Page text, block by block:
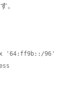
。
'64:ff9b::/96'